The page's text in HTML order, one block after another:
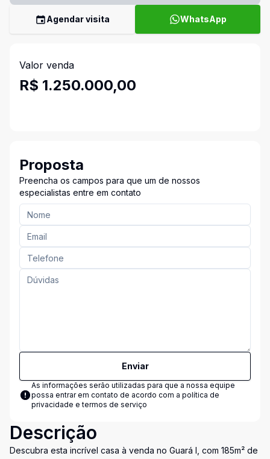
Agendar visita WhatsApp
Valor venda
R$ 1.250.000,00
Proposta
Preencha os campos para que um de nossos
especialistas entre em contato
Enviar
As informações serão utilizadas para que a nossa equipe
possa entrar em contato de acordo com a política de
privacidade e termos de serviço
Descrição
Descubra esta incrível casa à venda no Guará I, com 185m² de